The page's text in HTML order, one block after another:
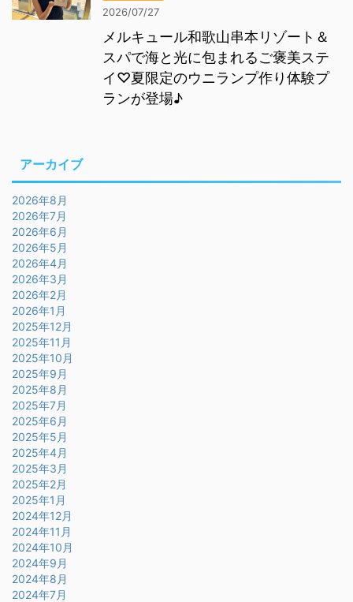
2026/07/27
メルキュール和歌山串本リゾート＆
スパで海と光に包まれるご褒美ステ
イ♡夏限定のウニランプ作り体験プ
ランが登場♪
アーカイブ
2026年8月
2026年7月
2026年6月
2026年5月
2026年4月
2026年3月
2026年2月
2026年1月
2025年12月
2025年11月
2025年10月
2025年9月
2025年8月
2025年7月
2025年6月
2025年5月
2025年4月
2025年3月
2025年2月
2025年1月
2024年12月
2024年11月
2024年10月
2024年9月
2024年8月
2024年7月